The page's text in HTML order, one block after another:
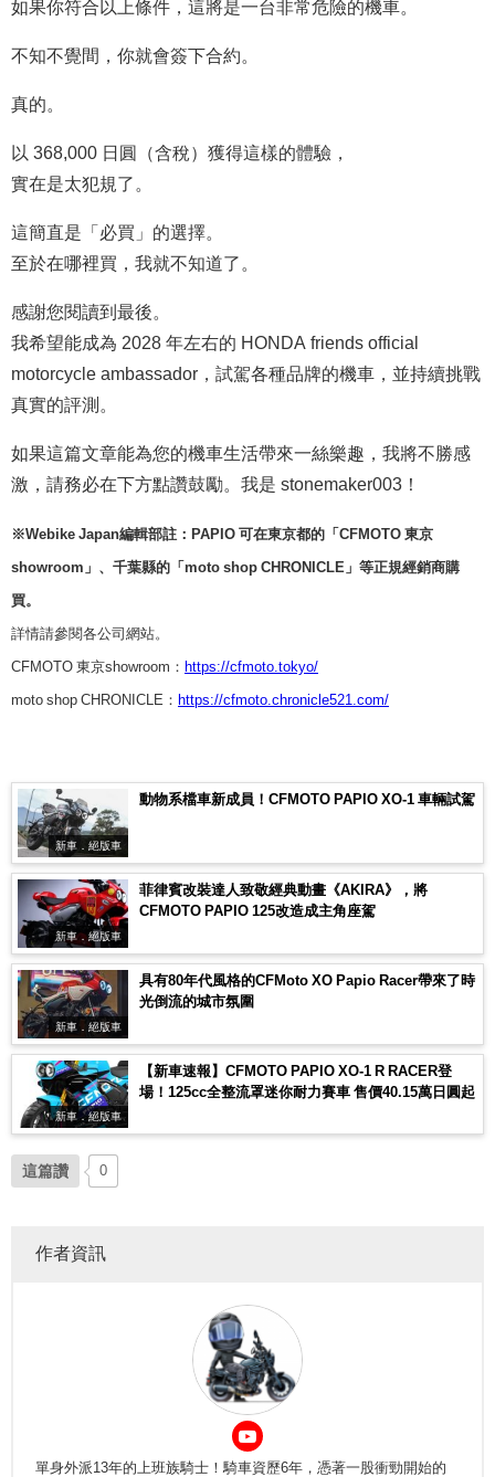
如果你符合以上條件，這將是一台非常危險的機車。
不知不覺間，你就會簽下合約。
真的。
以 368,000 日圓（含稅）獲得這樣的體驗，
實在是太犯規了。
這簡直是「必買」的選擇。
至於在哪裡買，我就不知道了。
感謝您閱讀到最後。
我希望能成為 2028 年左右的 HONDA friends official
motorcycle ambassador，試駕各種品牌的機車，並持續挑戰
真實的評測。
如果這篇文章能為您的機車生活帶來一絲樂趣，我將不勝感
激，請務必在下方點讚鼓勵。我是 stonemaker003！
※Webike Japan編輯部註：PAPIO 可在東京都的「CFMOTO 東京
showroom」、千葉縣的「moto shop CHRONICLE」等正規經銷商購
買。
詳情請參閱各公司網站。
CFMOTO 東京showroom： https://cfmoto.tokyo/
moto shop CHRONICLE： https://cfmoto.chronicle521.com/
新車．絕版車
動物系檔車新成員！CFMOTO PAPIO XO-1 車輛試駕
新車．絕版車
菲律賓改裝達人致敬經典動畫《AKIRA》，將
CFMOTO PAPIO 125改造成主角座駕
新車．絕版車
具有80年代風格的CFMoto XO Papio Racer帶來了時
光倒流的城市氛圍
新車．絕版車
【新車速報】CFMOTO PAPIO XO-1 R RACER登
場！125cc全整流罩迷你耐力賽車 售價40.15萬日圓起
這篇讚 0
作者資訊
單身外派13年的上班族騎士！騎車資歷6年，憑著一股衝勁開始的